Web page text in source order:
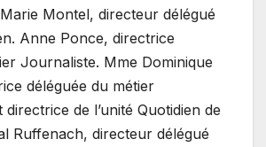
Montel, directeur délégué
Anne Ponce, directrice
Journaliste. Mme Dominique
déléguée du métier
de l’unité Quotidien de
Ruffenach, directeur délégué